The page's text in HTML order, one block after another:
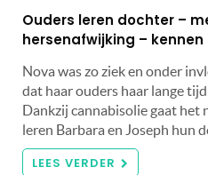
Ouders leren dochter –
hersenafwijking –
Nova was zo ziek en onder
dat haar ouders haar lange
Dankzij cannabisolie gaat het
leren Barbara en Joseph hun
LEES VERDER